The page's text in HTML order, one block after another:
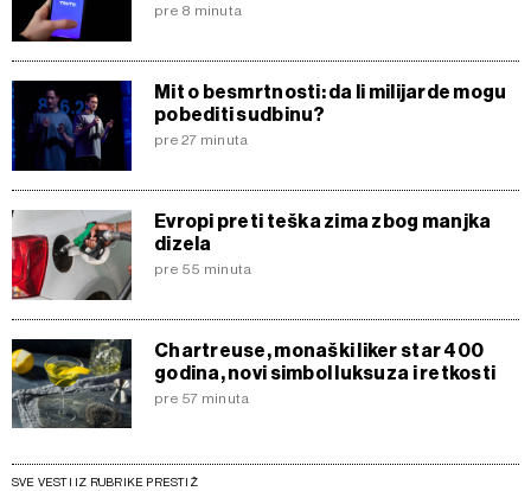
pre 8 minuta
Mit o besmrtnosti: da li milijarde mogu
pobediti sudbinu?
pre 27 minuta
Evropi preti teška zima zbog manjka
dizela
pre 55 minuta
Chartreuse, monaški liker star 400
godina, novi simbol luksuza i retkosti
pre 57 minuta
SVE VESTI IZ RUBRIKE PRESTIŽ